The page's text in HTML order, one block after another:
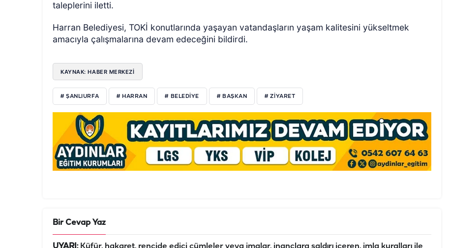
taleplerini iletti.
Harran Belediyesi, TOKİ konutlarında yaşayan vatandaşların yaşam kalitesini yükseltmek
amacıyla çalışmalarına devam edeceğini bildirdi.
KAYNAK: HABER MERKEZİ
# ŞANLIURFA # HARRAN # BELEDİYE # BAŞKAN # ZİYARET
Bir Cevap Yaz
UYARI:Küfür, hakaret, rencide edici cümleler veya imalar, inançlara saldırı içeren, imla kuralları ile